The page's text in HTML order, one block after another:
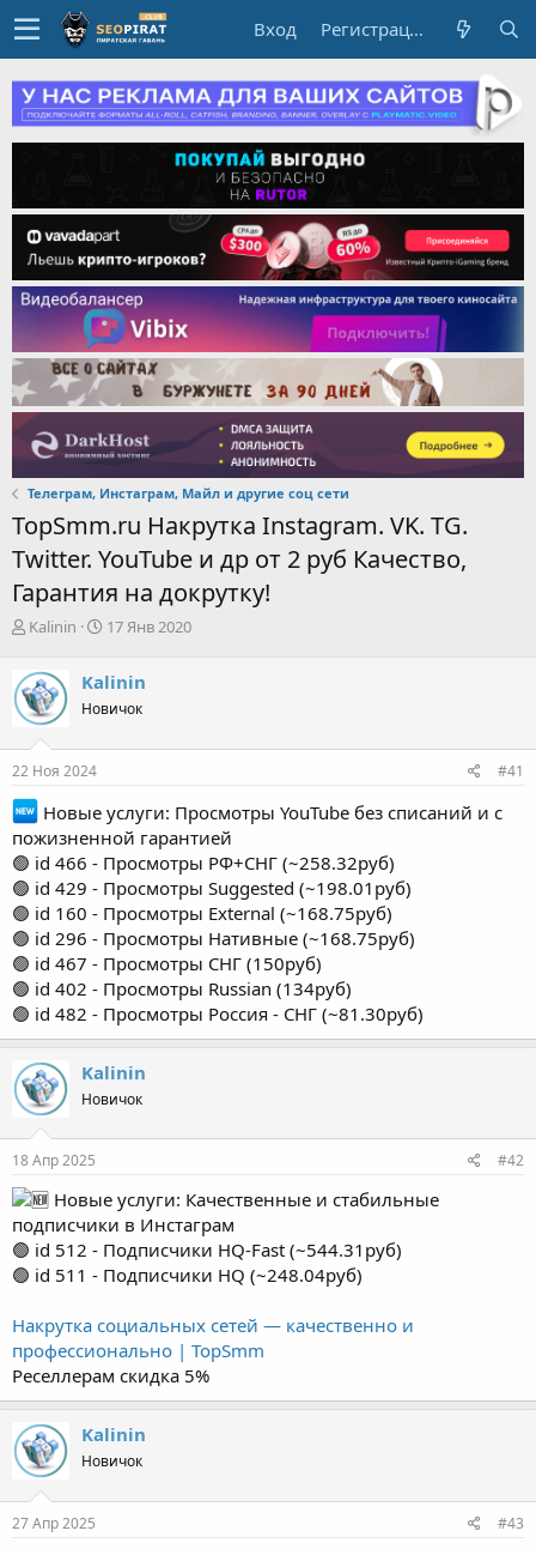
Вход Регистрация
Телеграм, Инстаграм, Майл и другие соц сети
TopSmm.ru Накрутка Instagram. VK. TG.
Twitter. YouTube и др от 2 руб Качество,
Гарантия на докрутку!
А
т
о
р
е
м
ы
Kalinin
Д
а
н
ч
а
17 Янв 2020
Kalinin
Новичок
22 Ноя 2024 #41
Новые услуги: Просмотры YouTube без списаний и с
пожизненной гарантией
🟢 id 466 - Просмотры РФ+СНГ (~258.32руб)
🟢 id 429 - Просмотры Suggested (~198.01руб)
🟢 id 160 - Просмотры External (~168.75руб)
🟢 id 296 - Просмотры Нативные (~168.75руб)
🟢 id 467 - Просмотры СНГ (150руб)
🟢 id 402 - Просмотры Russian (134руб)
🟢 id 482 - Просмотры Россия - СНГ (~81.30руб)
Kalinin
Новичок
18 Апр 2025 #42
Новые услуги: Качественные и стабильные
подписчики в Инстаграм
🟢 id 512 - Подписчики HQ-Fast (~544.31руб)
🟢 id 511 - Подписчики HQ (~248.04руб)
Накрутка социальных сетей — качественно и
профессионально | TopSmm
Реселлерам скидка 5%
Kalinin
Новичок
27 Апр 2025 #43